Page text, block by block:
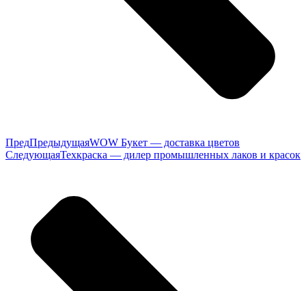
ПредПредыдущаяWOW Букет — доставка цветов
СледующаяТехкраска — дилер промышленных лаков и красок